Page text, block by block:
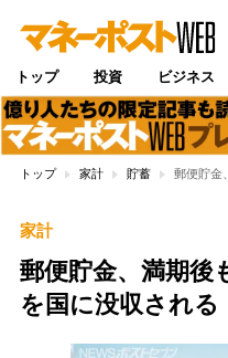
トップ 投資 ビジネス
トップ 家計 貯蓄 郵便貯金
家計
郵便貯金、満期後
を国に没収される